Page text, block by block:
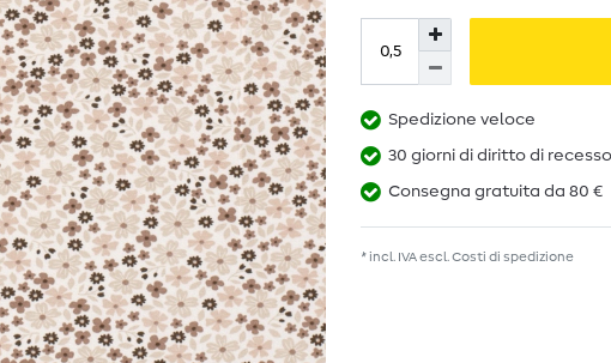
Spedizione veloce
30 giorni di diritto di recesso
Consegna gratuita da 80 €
* incl. IVA escl. Costi di spedizione